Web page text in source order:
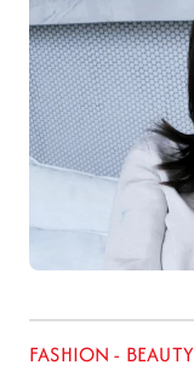
FASHION - BEAUTY